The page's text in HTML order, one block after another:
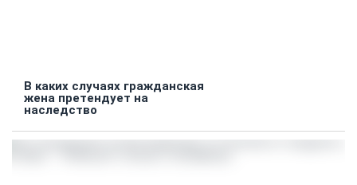
В каких случаях гражданская
жена претендует на
наследство